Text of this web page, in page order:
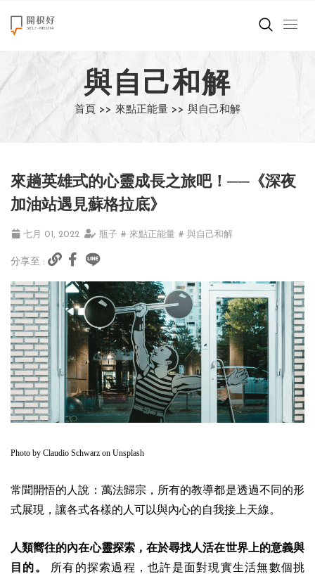
來點正能量
世界在想什麼
創造美好生活
職場商業經濟
影片專區
關於我們
與自己和解
首頁 >> 來點正能量 >> 與自己和解
來趟英雄式的心靈成長之旅吧！──《深夜
加油站遇見蘇格拉底》
七月 01, 2022 瓶子 # 來點正能量 # 與自己和解
分享至 :
Photo by Claudio Schwarz on Unsplash
常聞開悟的人說：萬法歸宗，所有的教導都是透過不同的形
式展現，讓各式各樣的人可以與內心的自我接上天線。
人類嚮往的內在心靈探索，在於尋找人活在世界上的意義與
目的。
所有的探索過程，也許是面對現實生活無數個挑